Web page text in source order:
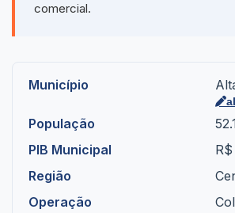
comercial.
Município
População
PIB Municipal
Região
Operação